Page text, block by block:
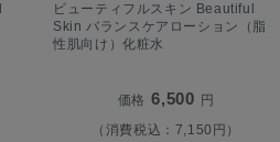
ビューティフルスキン Beautiful
Skin バランスケアローション（脂
性肌向け）化粧水
価格 6,500 円
（消費税込：7,150円）